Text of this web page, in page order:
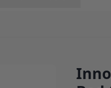
Mattress)